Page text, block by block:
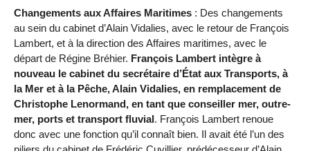
Changements aux Affaires Maritimes : Des changements
au sein du cabinet d’Alain Vidalies, avec le retour de François
Lambert, et à la direction des Affaires maritimes, avec le
départ de Régine Bréhier. François Lambert intègre à
nouveau le cabinet du secrétaire d’État aux Transports, à
la Mer et à la Pêche, Alain Vidalies, en remplacement de
Christophe Lenormand, en tant que conseiller mer, outre-
mer, ports et transport fluvial. François Lambert renoue
donc avec une fonction qu’il connaît bien. Il avait été l’un des